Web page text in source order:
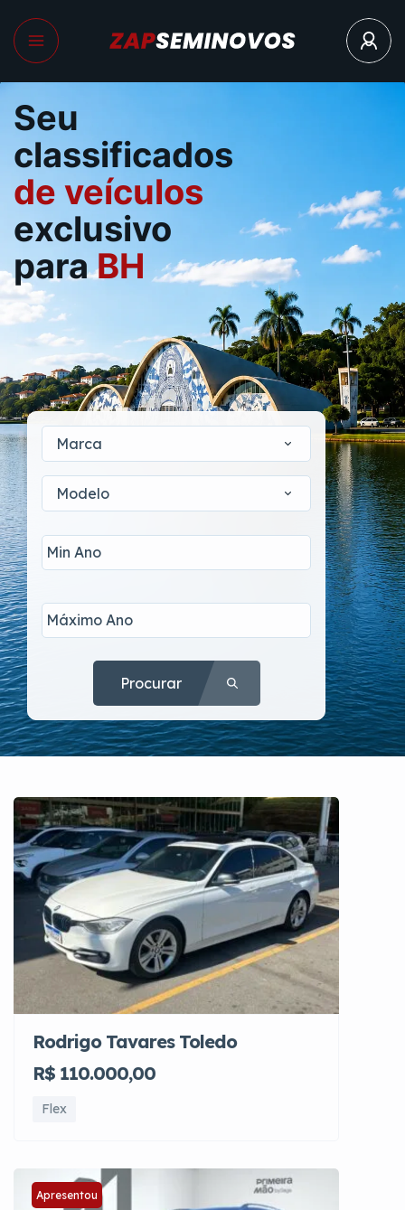
Seu
classificados
de veículos
exclusivo
paraBH
Marca
Modelo
Procurar
Rodrigo Tavares Toledo
R$ 110.000,00
Flex
Apresentou